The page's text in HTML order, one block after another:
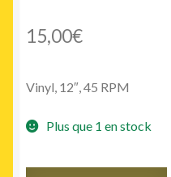
15,00€
Vinyl, 12″, 45 RPM
Plus que 1 en stock